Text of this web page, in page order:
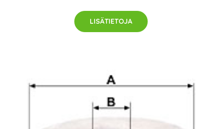
LISÄTIETOJA